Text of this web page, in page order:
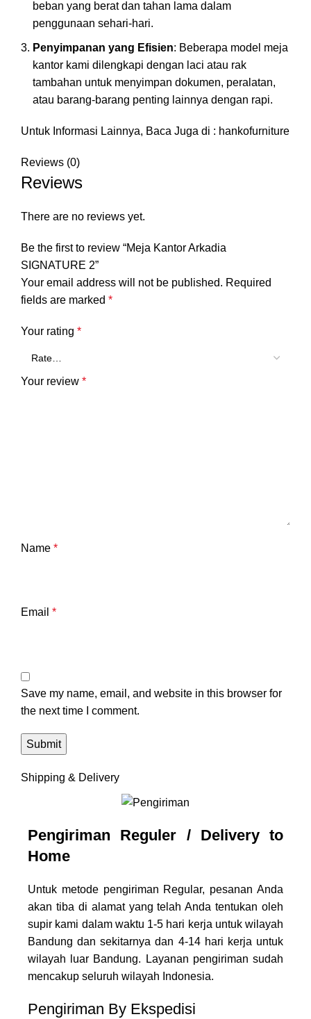
beban yang berat dan tahan lama dalam
penggunaan sehari-hari.
Penyimpanan yang Efisien: Beberapa model meja
kantor kami dilengkapi dengan laci atau rak
tambahan untuk menyimpan dokumen, peralatan,
atau barang-barang penting lainnya dengan rapi.
Untuk Informasi Lainnya, Baca Juga di : hankofurniture
Reviews (0)
Reviews
There are no reviews yet.
Be the first to review “Meja Kantor Arkadia
SIGNATURE 2”
Your email address will not be published. Required
fields are marked *
Your rating *
Your review *
Name *
Email *
Save my name, email, and website in this browser for
the next time I comment.
Shipping & Delivery
Pengiriman Reguler / Delivery to
Home
Untuk metode pengiriman Regular, pesanan Anda
akan tiba di alamat yang telah Anda tentukan oleh
supir kami dalam waktu 1-5 hari kerja untuk wilayah
Bandung dan sekitarnya dan 4-14 hari kerja untuk
wilayah luar Bandung. Layanan pengiriman sudah
mencakup seluruh wilayah Indonesia.
Pengiriman By Ekspedisi